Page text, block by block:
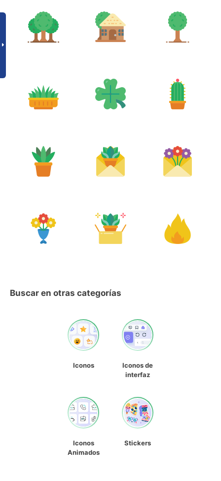
Buscar en otras categorías
Iconos
Iconos de
interfaz
Iconos
Animados
Stickers